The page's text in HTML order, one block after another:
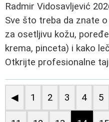
Radmir Vidosavljević
Sve što treba da znate
za osetljivu kožu,
krema, pinceta) i kako
Otkrijte profesionalne
◀ 1 2 3 4 5